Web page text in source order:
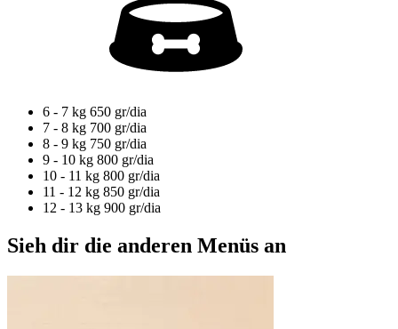
6 - 7 kg 650 gr/dia
7 - 8 kg 700 gr/dia
8 - 9 kg 750 gr/dia
9 - 10 kg 800 gr/dia
10 - 11 kg 800 gr/dia
11 - 12 kg 850 gr/dia
12 - 13 kg 900 gr/dia
Sieh dir die anderen Menüs an